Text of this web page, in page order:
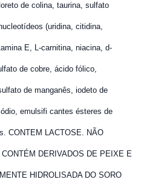
de colina, taurina, sulfato
(uridina, citidina,
E, L-carnitina, niacina, d-
de cobre, ácido fólico,
de manganês, iodeto de
emulsifi cantes ésteres de
CONTEM LACTOSE. NÃO
DERIVADOS DE PEIXE E
HIDROLISADA DO SORO